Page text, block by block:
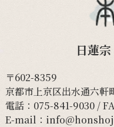
日蓮
〒602-8359
京都市上京区出水通六軒
電話： 075-841-9030/
E-mail：